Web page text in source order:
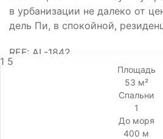
в урбанизации не далеко от
дель Пи, в спокойной,
REF: AL-1842
1 5
Площадь
53 м²
Спальни
1
До моря
400 м